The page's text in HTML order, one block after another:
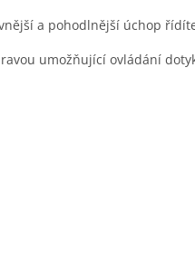
a pohodlnější úchop
umožňující ovládání